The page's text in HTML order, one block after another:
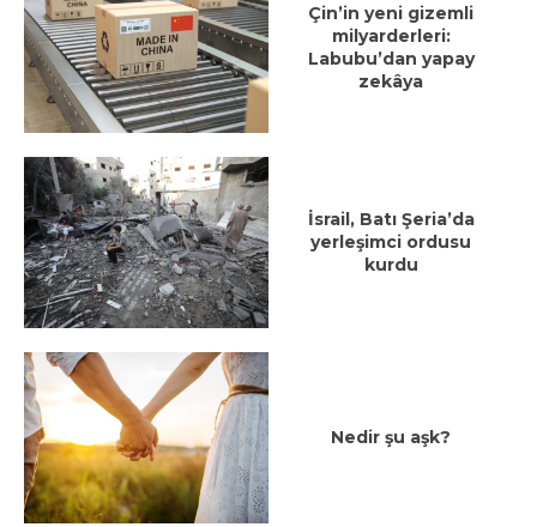
Çin’in yeni gizemli
milyarderleri:
Labubu’dan yapay
zekâya
İsrail, Batı Şeria’da
yerleşimci ordusu
kurdu
Nedir şu aşk?